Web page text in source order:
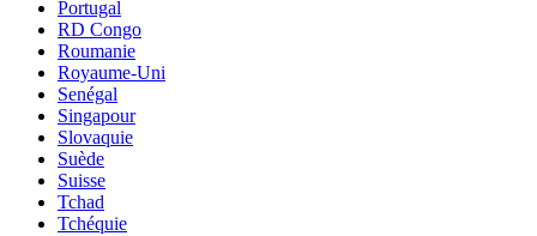
Portugal
RD Congo
Roumanie
Royaume-Uni
Senégal
Singapour
Slovaquie
Suède
Suisse
Tchad
Tchéquie